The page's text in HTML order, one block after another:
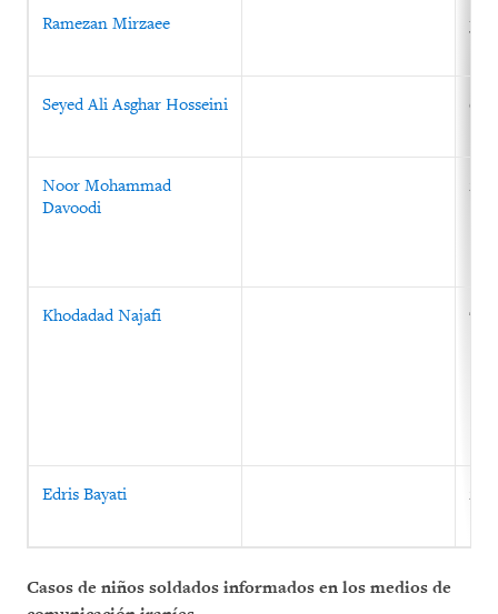
Ramezan Mirzaee 30
Seyed Ali Asghar Hosseini 6
Noor Mohammad
Davoodi
22
Khodadad Najafi 7
Edris Bayati 21
Casos de niños soldados informados en los medios de